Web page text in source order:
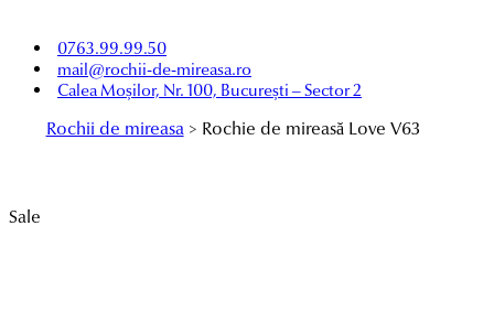
0763.99.99.50
mail@rochii-de-mireasa.ro
Calea Moșilor, Nr. 100, București – Sector 2
Rochii de mireasa> Rochie de mireasă Love V63
Sale